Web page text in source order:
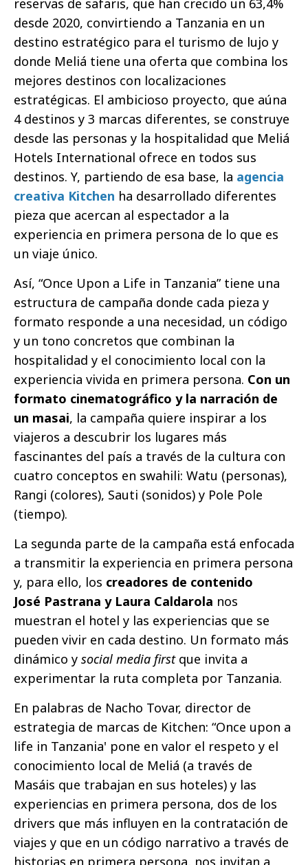
desde 2020, convirtiendo a Tanzania en un
destino estratégico para el turismo de lujo y
donde Meliá tiene una oferta que combina los
mejores destinos con localizaciones
estratégicas. El ambicioso proyecto, que aúna
4 destinos y 3 marcas diferentes, se construye
desde las personas y la hospitalidad que Meliá
Hotels International ofrece en todos sus
destinos. Y, partiendo de esa base, la agencia
creativa Kitchen ha desarrollado diferentes
pieza que acercan al espectador a la
experiencia en primera persona de lo que es
un viaje único.
Así, “Once Upon a Life in Tanzania” tiene una
estructura de campaña donde cada pieza y
formato responde a una necesidad, un código
y un tono concretos que combinan la
hospitalidad y el conocimiento local con la
experiencia vivida en primera persona. Con un
formato cinematográfico y la narración de
un masai, la campaña quiere inspirar a los
viajeros a descubrir los lugares más
fascinantes del país a través de la cultura con
cuatro conceptos en swahili: Watu (personas),
Rangi (colores), Sauti (sonidos) y Pole Pole
(tiempo).
La segunda parte de la campaña está enfocada
a transmitir la experiencia en primera persona
y, para ello, los creadores de contenido
José Pastrana y Laura Caldarola nos
muestran el hotel y las experiencias que se
pueden vivir en cada destino. Un formato más
dinámico y social media firstque invita a
experimentar la ruta completa por Tanzania.
En palabras de Nacho Tovar, director de
estrategia de marcas de Kitchen: “Once upon a
life in Tanzania' pone en valor el respeto y el
conocimiento local de Meliá (a través de
Masáis que trabajan en sus hoteles) y las
experiencias en primera persona, dos de los
drivers que más influyen en la contratación de
viajes y que en un código narrativo a través de
historias en primera persona, nos invitan a